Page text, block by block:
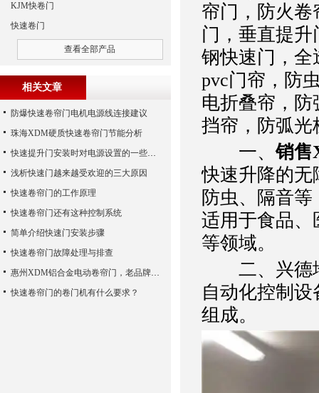
帘门，防火
门，垂直提
钢快速门，全
pvc门帘，防
电折叠帘，
挡帘，防弧光
一、销售
快速升降的无
防虫、隔音
适用于食品、
等领域。
二、兴德地
自动化控制
组成。
KJM快卷门
快速卷门
查看全部产品
相关文章
防爆快速卷帘门电机电源线连接建议
珠海XDM硬质快速卷帘门节能分析
快速提升门安装时对电源设置的一些要求-兴德门业
浅析快速门越来越受欢迎的三大原因
快速卷帘门的工作原理
快速卷帘门还有这种控制系统
简单介绍快速门安装步骤
快速卷帘门故障处理与排查
惠州XDM铝合金电动卷帘门，老品牌值得信赖
快速卷帘门的卷门机有什么要求？